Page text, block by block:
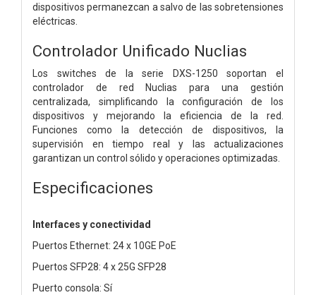
dispositivos permanezcan a salvo de las sobretensiones
eléctricas.
Controlador Unificado Nuclias
Los switches de la serie DXS-1250 soportan el
controlador de red Nuclias para una gestión
centralizada, simplificando la configuración de los
dispositivos y mejorando la eficiencia de la red.
Funciones como la detección de dispositivos, la
supervisión en tiempo real y las actualizaciones
garantizan un control sólido y operaciones optimizadas.
Especificaciones
Interfaces y conectividad
Puertos Ethernet: 24 x 10GE PoE
Puertos SFP28: 4 x 25G SFP28
Puerto consola: Sí